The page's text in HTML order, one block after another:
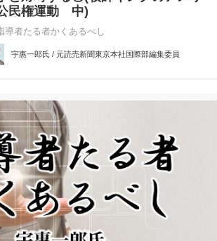
民権運動 中)
導者たる者かくあるべし
宇惠一郎氏 / 元読売新聞東京本社国際部編集委員